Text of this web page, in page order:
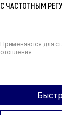
С ЧАСТОТНЫМ
Применяются для
отопления